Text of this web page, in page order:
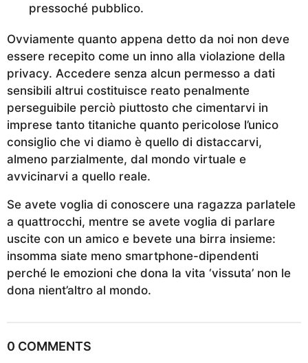
pressoché pubblico.
Ovviamente quanto appena detto da noi non deve
essere recepito come un inno alla violazione della
privacy. Accedere senza alcun permesso a dati
sensibili altrui costituisce reato penalmente
perseguibile perciò piuttosto che cimentarvi in
imprese tanto titaniche quanto pericolose l’unico
consiglio che vi diamo è quello di distaccarvi,
almeno parzialmente, dal mondo virtuale e
avvicinarvi a quello reale.
Se avete voglia di conoscere una ragazza parlatele
a quattrocchi, mentre se avete voglia di parlare
uscite con un amico e bevete una birra insieme:
insomma siate meno smartphone-dipendenti
perché le emozioni che dona la vita ‘vissuta’ non le
dona nient’altro al mondo.
0 COMMENTS